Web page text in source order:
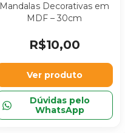
Mandalas Decorativas em
MDF – 30cm
R$10,00
Ver produto
Dúvidas pelo
WhatsApp